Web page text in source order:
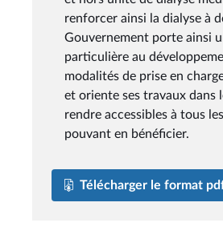
renforcer ainsi la dialyse à
Gouvernement porte ainsi
particulière au
modalités de prise en
et oriente ses travaux dans
rendre accessibles à tous
pouvant en bénéficier.
Télécharger le format